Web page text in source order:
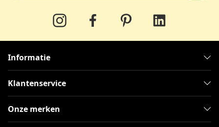
Informatie
Klantenservice
Onze merken